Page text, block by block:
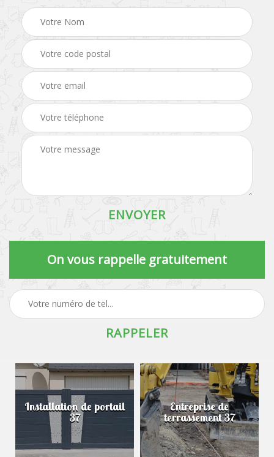
On vous rappelle gratuitement
Installation de portail
37
Entreprise de
terrassement 37